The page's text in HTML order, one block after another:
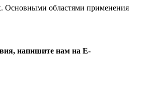
Основными областями применения
напишите нам на E-